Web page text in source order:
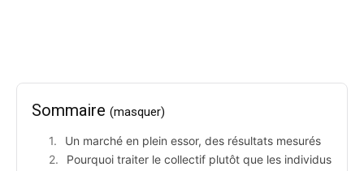
Sommaire (masquer)
Un marché en plein essor, des résultats mesurés
Pourquoi traiter le collectif plutôt que les individus